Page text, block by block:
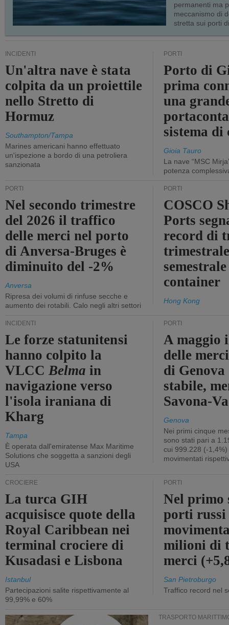
permanenti ma
meccanismo di
stretta sui porti
INCIDENTI
Un'altra nave è stata
colpita da un proiettile
nello Stretto di
Hormuz
Southampton/Tampa
Marines americani hanno effettuato
un'ispezione a bordo di una petroliera
sanzionata
PORTI
Porto di
prima
una
sistema
Gioia Tauro
La nave “MSC
potenza
PORTI
Nel secondo trimestre
del 2026 il traffico
delle merci nel porto
di Anversa-Bruges è
diminuito del -2%
Anversa
Ripresa dei volumi di rinfuse secche e
aumento dei rotabili. Calo negli altri settori
PORTI
COSCO
Ports
record di
container
Hong Kong
INCIDENTI
Le forze statunitensi
hanno colpito la
VLCCBelma in
navigazione verso
l'isola iraniana di
Kharg
Tampa
È operata dall'emiratense Max Maritime
Solutions che soggetta a sanzioni degli
USA
PORTI
A maggio
delle
di
stabile,
Savona-
Genova
Nei primi cinque
sono stati pari a
cui 999.228 (-
movimentati
CROCIERE
La turca GIH
acquisisce quote della
Royal Caribbean nei
terminal crociere di
Kusadasi e Lisbona
Istanbul
Partecipazioni salite rispettivamente al
99,99% e 60%
PORTI
Nel primo
porti russi
milioni di
merci
San Pietroburgo
Traffico record nel
TRASPORTO